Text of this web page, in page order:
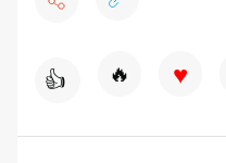
👍 🔥 ♥